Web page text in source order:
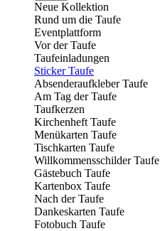
Neue Kollektion
Rund um die Taufe
Eventplattform
Vor der Taufe
Taufeinladungen
Sticker Taufe
Absenderaufkleber Taufe
Am Tag der Taufe
Taufkerzen
Kirchenheft Taufe
Menükarten Taufe
Tischkarten Taufe
Willkommensschilder Taufe
Gästebuch Taufe
Kartenbox Taufe
Nach der Taufe
Dankeskarten Taufe
Fotobuch Taufe